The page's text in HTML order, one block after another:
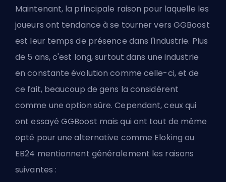
Maintenant, la principale raison pour laquelle les
joueurs ont tendance à se tourner vers GGBoost
est leur temps de présence dans l'industrie. Plus
de 5 ans, c'est long, surtout dans une industrie
en constante évolution comme celle-ci, et de
ce fait, beaucoup de gens la considèrent
comme une option sûre. Cependant, ceux qui
ont essayé GGBoost mais qui ont tout de même
opté pour une alternative comme Eloking ou
EB24 mentionnent généralement les raisons
suivantes :